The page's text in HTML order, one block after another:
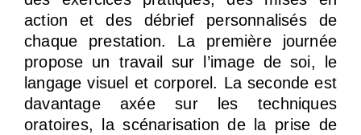
action et des débrief personnalisés de
chaque prestation. La première journée
propose un travail sur l’image de soi, le
langage visuel et corporel. La seconde est
davantage axée sur les techniques
oratoires, la scénarisation de la prise de